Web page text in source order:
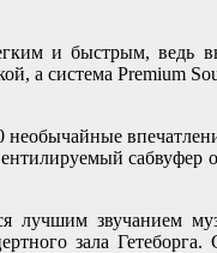
и быстрым, ведь
а система Premium
звучанием
зала